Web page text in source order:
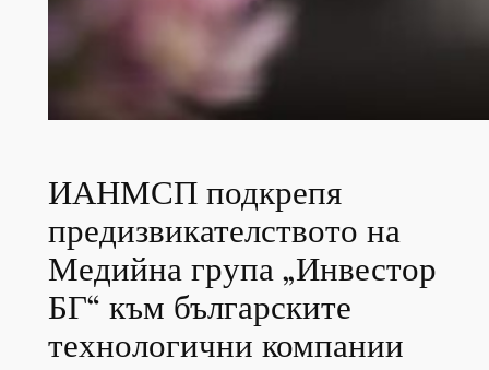
ИАНМСП подкрепя
предизвикателството на
Медийна група „Инвестор
БГ“ към българските
технологични компании